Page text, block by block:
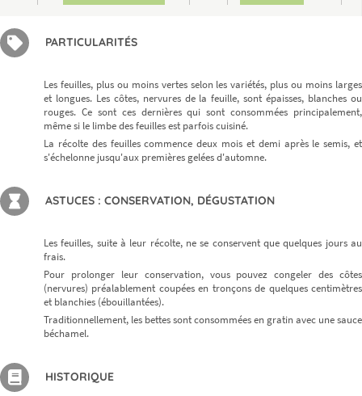
PARTICULARITÉS
Les feuilles, plus ou moins vertes selon les variétés, plus ou moins larges
et longues. Les côtes, nervures de la feuille, sont épaisses, blanches ou
rouges. Ce sont ces dernières qui sont consommées principalement,
même si le limbe des feuilles est parfois cuisiné.
La récolte des feuilles commence deux mois et demi après le semis, et
s'échelonne jusqu'aux premières gelées d'automne.
ASTUCES : CONSERVATION, DÉGUSTATION
Les feuilles, suite à leur récolte, ne se conservent que quelques jours au
frais.
Pour prolonger leur conservation, vous pouvez congeler des côtes
(nervures) préalablement coupées en tronçons de quelques centimètres
et blanchies (ébouillantées).
Traditionnellement, les bettes sont consommées en gratin avec une sauce
béchamel.
HISTORIQUE